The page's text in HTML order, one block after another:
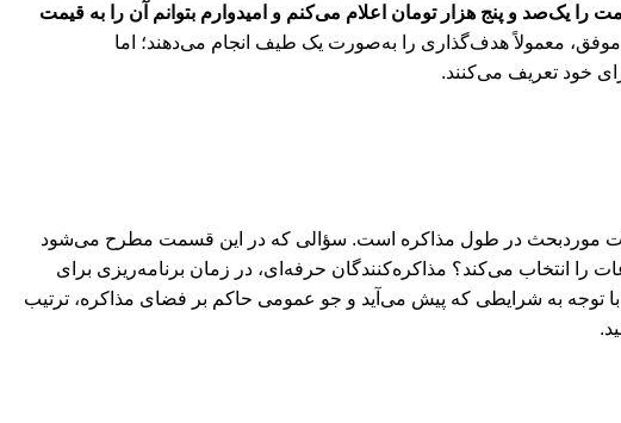
را یک‌صد و پنج هزار تومان اعلام می‌کنم و امیدوارم بتوانم آن را به قیمت
معمولاً هدف‌گذاری را به‌صورت یک طیف انجام می‌دهند؛ اما
خود تعریف می‌کنند.
موردبحث در طول مذاکره است. سؤالی که در این قسمت مطرح می‌شود
انتخاب می‌کند؟ مذاکره‌کنندگان حرفه‌‌ای، در زمان برنامه‌ریزی برای
به شرایطی که پیش می‌آید و جو عمومی حاکم بر فضای مذاکره، ترتیب